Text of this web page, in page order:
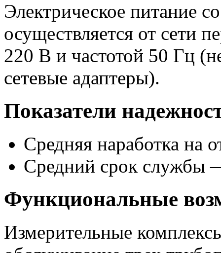
Электрическое питание
осуществляется от сети
220 В и частотой 50 Гц
сетевые адаптеры).
Показатели
Средняя наработка на
Средний срок службы
Функциональные
Измерительные